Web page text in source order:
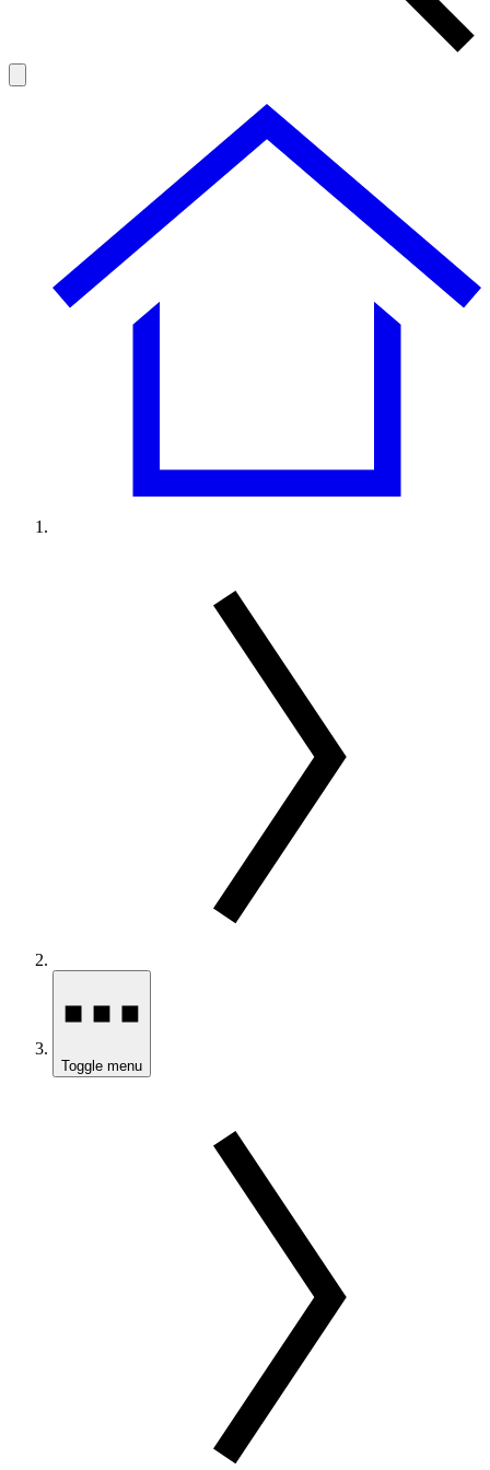
Toggle menu